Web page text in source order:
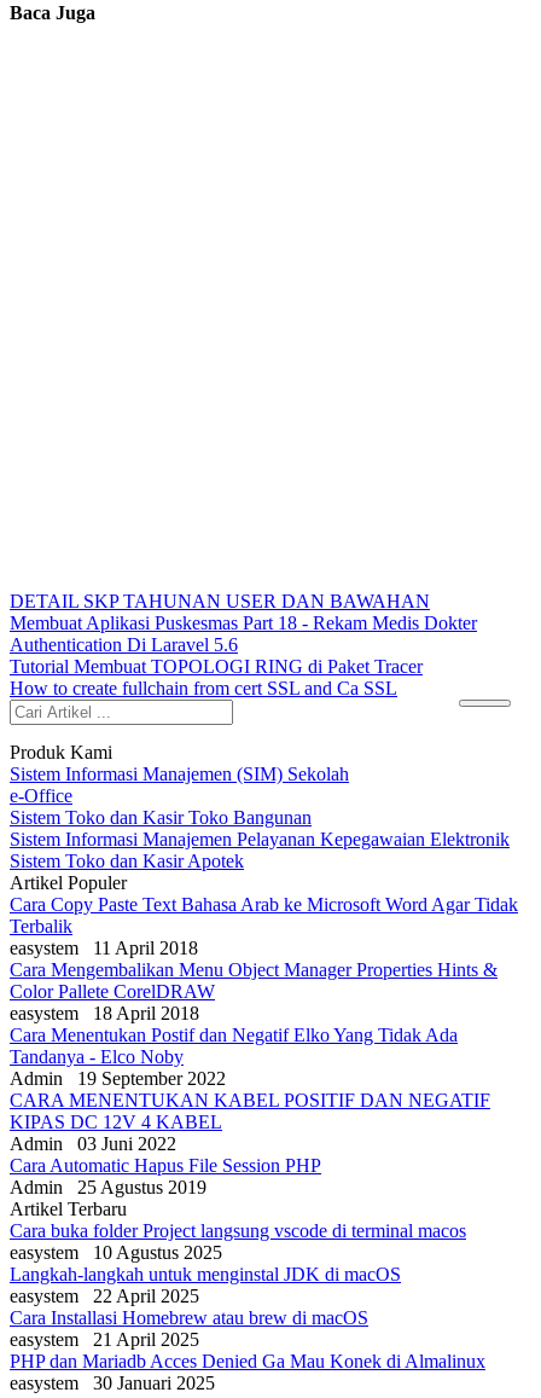
Baca Juga
DETAIL SKP TAHUNAN USER DAN BAWAHAN
Membuat Aplikasi Puskesmas Part 18 - Rekam Medis Dokter
Authentication Di Laravel 5.6
Tutorial Membuat TOPOLOGI RING di Paket Tracer
How to create fullchain from cert SSL and Ca SSL
Produk Kami
Sistem Informasi Manajemen (SIM) Sekolah
e-Office
Sistem Toko dan Kasir Toko Bangunan
Sistem Informasi Manajemen Pelayanan Kepegawaian Elektronik
Sistem Toko dan Kasir Apotek
Artikel Populer
Cara Copy Paste Text Bahasa Arab ke Microsoft Word Agar Tidak
Terbalik
easystem 11 April 2018
Cara Mengembalikan Menu Object Manager Properties Hints &
Color Pallete CorelDRAW
easystem 18 April 2018
Cara Menentukan Postif dan Negatif Elko Yang Tidak Ada
Tandanya - Elco Noby
Admin 19 September 2022
CARA MENENTUKAN KABEL POSITIF DAN NEGATIF
KIPAS DC 12V 4 KABEL
Admin 03 Juni 2022
Cara Automatic Hapus File Session PHP
Admin 25 Agustus 2019
Artikel Terbaru
Cara buka folder Project langsung vscode di terminal macos
easystem 10 Agustus 2025
Langkah-langkah untuk menginstal JDK di macOS
easystem 22 April 2025
Cara Installasi Homebrew atau brew di macOS
easystem 21 April 2025
PHP dan Mariadb Acces Denied Ga Mau Konek di Almalinux
easystem 30 Januari 2025